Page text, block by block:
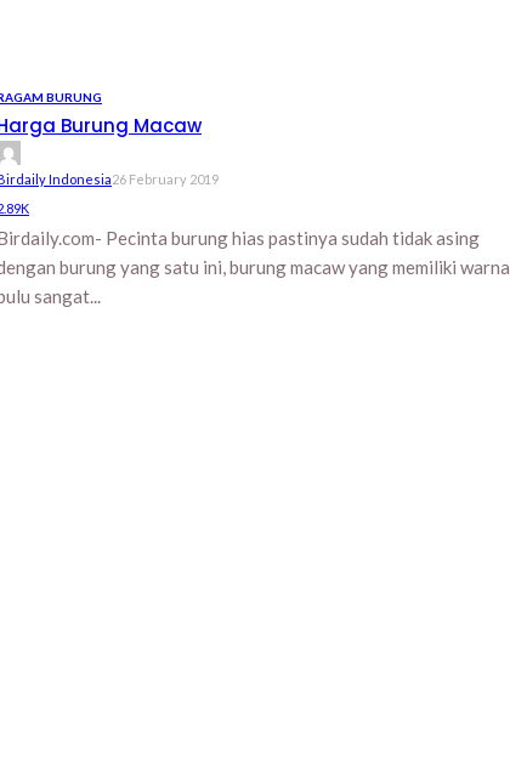
BURUNG
Burung Macaw
Indonesia26 February 2019
Pecinta burung hias pastinya sudah tidak asing
burung yang satu ini, burung macaw yang memiliki warna
sangat...